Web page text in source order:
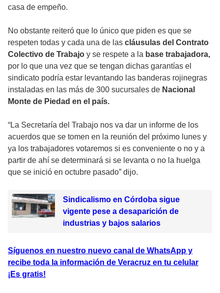
casa de empeño.
No obstante reiteró que lo único que piden es que se
respeten todas y cada una de las cláusulas del Contrato
Colectivo de Trabajo y se respete a la base trabajadora,
por lo que una vez que se tengan dichas garantías el
sindicato podría estar levantando las banderas rojinegras
instaladas en las más de 300 sucursales de Nacional
Monte de Piedad en el país.
“La Secretaría del Trabajo nos va dar un informe de los
acuerdos que se tomen en la reunión del próximo lunes y
ya los trabajadores votaremos si es conveniente o no y a
partir de ahí se determinará si se levanta o no la huelga
que se inició en octubre pasado” dijo.
Sindicalismo en Córdoba sigue
vigente pese a desaparición de
industrias y bajos salarios
Síguenos en nuestro nuevo canal de WhatsApp y
recibe toda la información de Veracruz en tu celular
¡Es gratis!